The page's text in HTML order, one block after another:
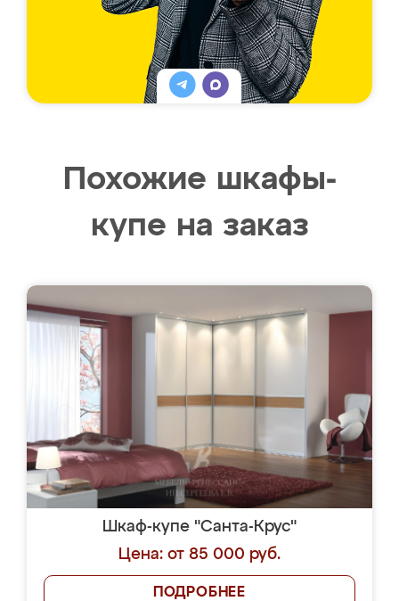
Похожие шкафы-
купе на заказ
Шкаф-купе "Санта-Крус"
Цена: от 85 000 руб.
ПОДРОБНЕЕ